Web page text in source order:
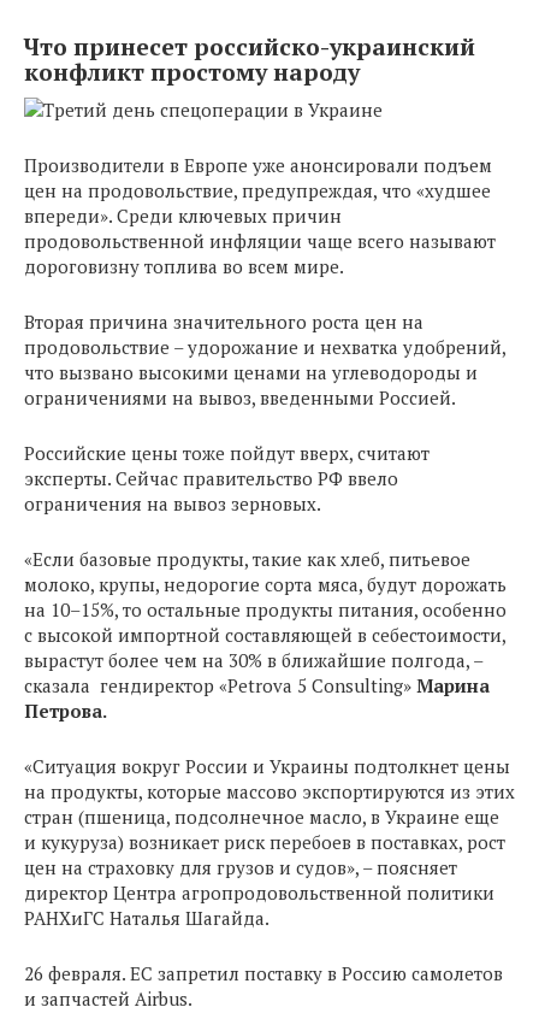
Что принесет российско-украинский
конфликт простому народу
Производители в Европе уже анонсировали подъем
цен на продовольствие, предупреждая, что «худшее
впереди». Среди ключевых причин
продовольственной инфляции чаще всего называют
дороговизну топлива во всем мире.
Вторая причина значительного роста цен на
продовольствие – удорожание и нехватка удобрений,
что вызвано высокими ценами на углеводороды и
ограничениями на вывоз, введенными Россией.
Российские цены тоже пойдут вверх, считают
эксперты. Сейчас правительство РФ ввело
ограничения на вывоз зерновых.
«Если базовые продукты, такие как хлеб, питьевое
молоко, крупы, недорогие сорта мяса, будут дорожать
на 10–15%, то остальные продукты питания, особенно
с высокой импортной составляющей в себестоимости,
вырастут более чем на 30% в ближайшие полгода, –
сказала гендиректор «Petrova 5 Consulting» Марина
Петрова.
«Ситуация вокруг России и Украины подтолкнет цены
на продукты, которые массово экспортируются из этих
стран (пшеница, подсолнечное масло, в Украине еще
и кукуруза) возникает риск перебоев в поставках, рост
цен на страховку для грузов и судов», – поясняет
директор Центра агропродовольственной политики
РАНХиГС Наталья Шагайда.
26 февраля. ЕС запретил поставку в Россию самолетов
и запчастей Airbus.